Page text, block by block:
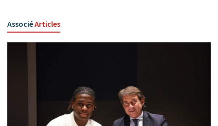
AssociéArticles